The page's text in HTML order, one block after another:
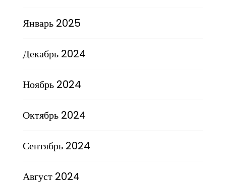
Январь 2025
Декабрь 2024
Ноябрь 2024
Октябрь 2024
Сентябрь 2024
Август 2024